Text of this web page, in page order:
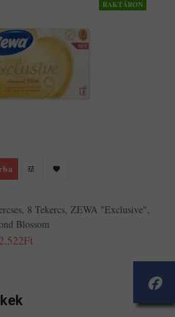
RAKTÁRON
8 Tekercs, ZEWA "Exclusive",
Blossom
2,522Ft